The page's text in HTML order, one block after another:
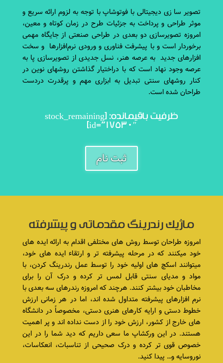
تصویر سا زی دیجیتالی با فوتوشاپبا توجه به لزوم ارائه سریع و
موثر طراحی و پرداخت به جزئیات طرح در زمان کوتاه و معین،
امروزه تصویرسازی دو بعدی در طراحی صنعتی‌ از جایگاه مهمی
برخوردار است و با پیشرفت فناوری و ورودی نرم‌افزارها و سخت
افزارهای جدید به عرصه هنر، نسل جدیدی از تصویرسازی پا به
عرصه وجود نهاد است که با دراختیار گذاشتن روشهای نوین در
کنار روشهای سنتی‌ تبدیل به ابزاری مهم و پرقدرت دردست
طراحان شده است.
ظرفیت باقیمانده: [stock_remaining
id=”17530″]
ثبت نام
ماژیک رندرینگ مقدماتی و پیشرفته
امروزه طراحان توسط روش های مختلفی اقدام به ارائه ایده های
خود میکنند که در مرحله پیشرفته تر و ارتقاء ایده های خود،
میتوانند اسکچ های اولیه خود را توسط عمل رندرینگ کردن، با
مواد و مدیای سنتی قابل لمس تر کرده و درک آن را برای
مخاطبان خود بیشتر کنند. هرچند که امروزه رندرهای سه بعدی با
نرم افزارهای پیشرفته متداول شده اند، اما در هر زمانی ارزش
خطوط دستی و ارایه کارهای هنری دستی، مخصوصاً در دانشگاه
های خارج از کشور، ارزش خود را از دست نداده اند و پر اهمیت
هستند. در این ورکشاپ ما سعی داریم که دید شما را در این
خصوص قوی تر کرده و درک صحیحی از تناسبات، انعکاسات،
نوروسایه و… پیدا کنید.